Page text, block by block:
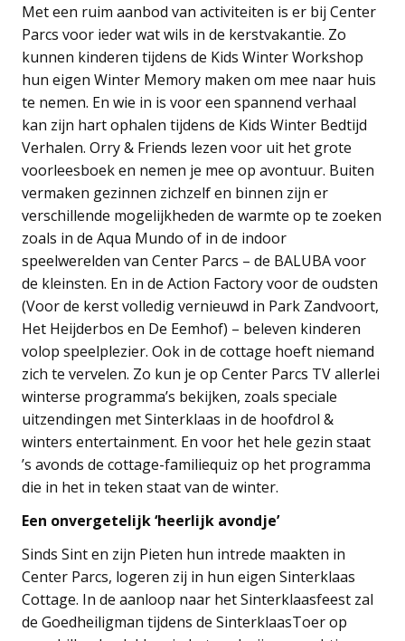
Met een ruim aanbod van activiteiten is er bij Center
Parcs voor ieder wat wils in de kerstvakantie. Zo
kunnen kinderen tijdens de Kids Winter Workshop
hun eigen Winter Memory maken om mee naar huis
te nemen. En wie in is voor een spannend verhaal
kan zijn hart ophalen tijdens de Kids Winter Bedtijd
Verhalen. Orry & Friends lezen voor uit het grote
voorleesboek en nemen je mee op avontuur. Buiten
vermaken gezinnen zichzelf en binnen zijn er
verschillende mogelijkheden de warmte op te zoeken
zoals in de Aqua Mundo of in de indoor
speelwerelden van Center Parcs – de BALUBA voor
de kleinsten. En in de Action Factory voor de oudsten
(Voor de kerst volledig vernieuwd in Park Zandvoort,
Het Heijderbos en De Eemhof) – beleven kinderen
volop speelplezier. Ook in de cottage hoeft niemand
zich te vervelen. Zo kun je op Center Parcs TV allerlei
winterse programma’s bekijken, zoals speciale
uitzendingen met Sinterklaas in de hoofdrol &
winters entertainment. En voor het hele gezin staat
’s avonds de cottage-familiequiz op het programma
die in het in teken staat van de winter.
Een onvergetelijk ‘heerlijk avondje’
Sinds Sint en zijn Pieten hun intrede maakten in
Center Parcs, logeren zij in hun eigen Sinterklaas
Cottage. In de aanloop naar het Sinterklaasfeest zal
de Goedheiligman tijdens de SinterklaasToer op